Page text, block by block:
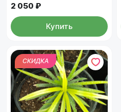
2 050 ₽
Купить
СКИДКА